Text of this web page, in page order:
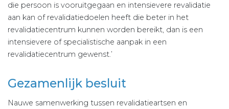
die persoon is vooruitgegaan en intensievere revalidatie
aan kan of revalidatiedoelen heeft die beter in het
revalidatiecentrum kunnen worden bereikt, dan is een
intensievere of specialistische aanpak in een
revalidatiecentrum gewenst.’
Gezamenlijk besluit
Nauwe samenwerking tussen revalidatieartsen en